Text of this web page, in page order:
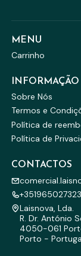
MENU
Carrinho
INFORMAÇÃO
Sobre Nós
Termos e
Política de
Política de
CONTACTOS
+351965027323
Laisnova, Lda.
R. Dr. António
4050-061
Porto -